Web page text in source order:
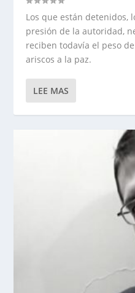
Los que están detenidos,
presión de la autoridad,
reciben todavía el peso
ariscos a la paz.
LEE MAS